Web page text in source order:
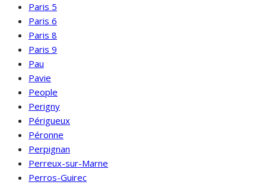
Paris 5
Paris 6
Paris 8
Paris 9
Pau
Pavie
People
Perigny
Périgueux
Péronne
Perpignan
Perreux-sur-Marne
Perros-Guirec